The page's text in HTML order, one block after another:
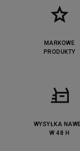
MARKOWE
PRODUKTY
WYSYŁKA
W 48 H